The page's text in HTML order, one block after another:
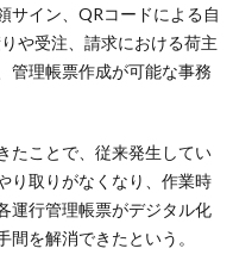
サイン、QRコードによる自
や受注、請求における荷主
管理帳票作成が可能な事務
たことで、従来発生してい
り取りがなくなり、作業時
運行管理帳票がデジタル化
を解消できたという。